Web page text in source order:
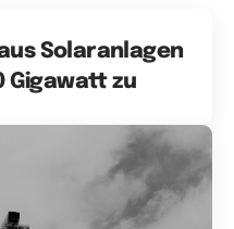
Solaranlagen
Gigawatt zu